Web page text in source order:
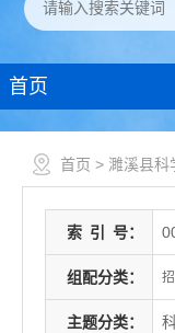
首页
首页 > 濉溪县科
索 引 号：
组配分类：
主题分类：